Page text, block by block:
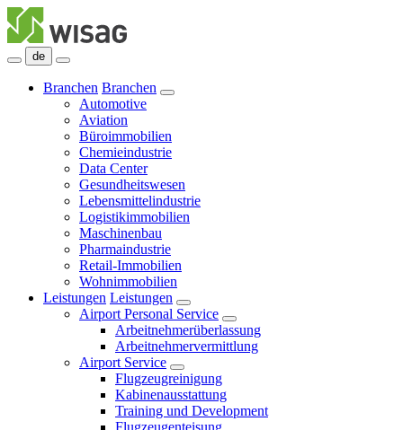
de
Branchen Branchen
Automotive
Aviation
Büroimmobilien
Chemieindustrie
Data Center
Gesundheitswesen
Lebensmittelindustrie
Logistikimmobilien
Maschinenbau
Pharmaindustrie
Retail-Immobilien
Wohnimmobilien
Leistungen Leistungen
Airport Personal Service
Arbeitnehmerüberlassung
Arbeitnehmervermittlung
Airport Service
Flugzeugreinigung
Kabinenausstattung
Training und Development
Flugzeugenteisung